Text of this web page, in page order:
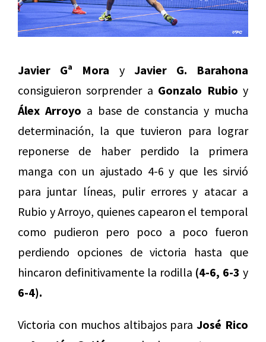
Javier Gª Mora y Javier G. Barahona
consiguieron sorprender a Gonzalo Rubio y
Álex Arroyo a base de constancia y mucha
determinación, la que tuvieron para lograr
reponerse de haber perdido la primera
manga con un ajustado 4-6 y que les sirvió
para juntar líneas, pulir errores y atacar a
Rubio y Arroyo, quienes capearon el temporal
como pudieron pero poco a poco fueron
perdiendo opciones de victoria hasta que
hincaron definitivamente la rodilla (4-6, 6-3 y
6-4).
Victoria con muchos altibajos paraJosé Rico